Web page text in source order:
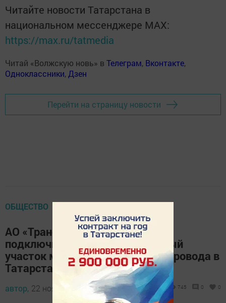
Читайте новости Татарстана в
национальном мессенджере MАХ:
https://max.ru/tatmedia
Читай «Волжскую новь» в Телеграм, Вконтакте,
Одноклассники, Дзен
Перейти на страницу новости
ОБЩЕСТВО
АО «Транснефть – Прикамье»
подключило реконструированный
участок магистрального нефтепровода в
Татарстане
автор, 22 ноября 2022 - 19:06 745 0 0